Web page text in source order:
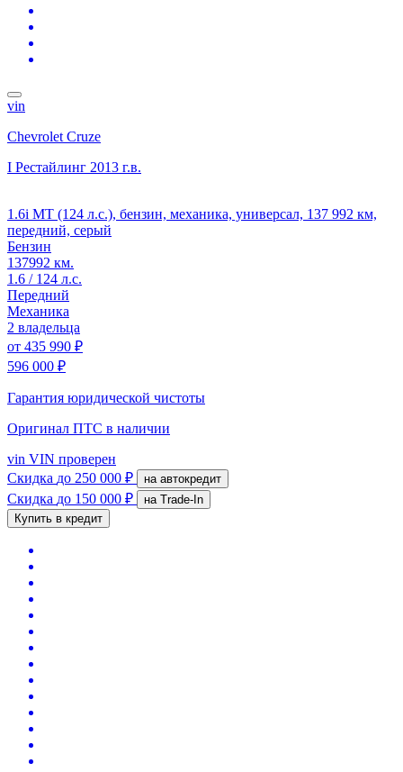
vin
Chevrolet Cruze
I Рестайлинг 2013 г.в.
1.6i MT (124 л.с.), бензин, механика, универсал, 137 992 км,
передний, серый
Бензин
137992 км.
1.6 / 124 л.с.
Передний
Механика
2 владельца
от 435 990 ₽
596 000 ₽
Гарантия юридической чистоты
Оригинал ПТС в наличии
vin VIN проверен
Скидка до 250 000 ₽ на автокредит
Скидка до 150 000 ₽
на Trade-In
Купить в кредит